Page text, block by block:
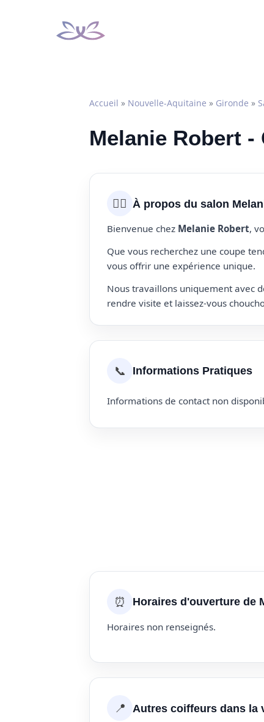
Accueil » Nouvelle-Aquitaine » Gironde »
Melanie Robert
💇‍♀️ À propos du salon
Bienvenue chez Melanie Robert,
Que vous recherchez une coupe
vous offrir une expérience unique.
Nous travaillons uniquement avec
rendre visite et laissez-vous
📞 Informations Pratiques
Informations de contact non
⏰ Horaires d'ouverture de
Horaires non renseignés.
📍 Autres coiffeurs dans la